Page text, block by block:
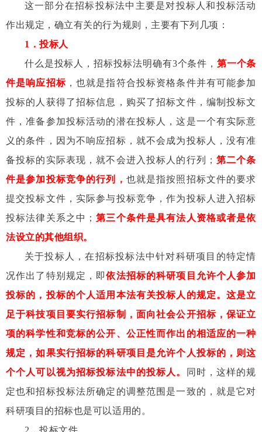
这一部分在招标投标法中主要是对投标人和投标活动
作出规定，确立有关的行为规则，主要有下列几项：
1 ．投标人
什么是投标人，招标投标法明确有3个条件， 第一个条
件是响应招标，也就是指符合投标资格条件并有可能参加
投标的人获得了招标信息，购买了招标文件，编制投标文
件，准备参加投标活动的潜在投标人，这是一个有实际意
义的条件，因为不响应招标，就不会成为投标人，没有准
备投标的实际表现，就不会进入投标人的行列； 第二个条
件是参加投标竞争的行列， 也就是指按照招标文件的要求
提交投标文件，实际参与投标竞争，作为投标人进入招标
投标法律关系之中； 第三个条件是具有法人资格或者是依
法设立的其他组织。
关于投标人，在招标投标法中针对科研项目的特定情
况作出了特别规定，即依法招标的科研项目允许个人参加
投标的，投标的个人适用本法有关投标人的规定。这是立
足于科技项目要实行招标制，面向社会公开招标，保证立
项的科学性和竞标的公开、公正性而作出的相适应的一种
规定，如果实行招标的科研项目是允许个人投标的，则这
个个人可以视为招标投标法中的投标人。
同时，这样的规
定也和招标投标法所确定的调整范围是一致的，就是它对
科研项目的招标也是可以适用的。
2 ．投标文件